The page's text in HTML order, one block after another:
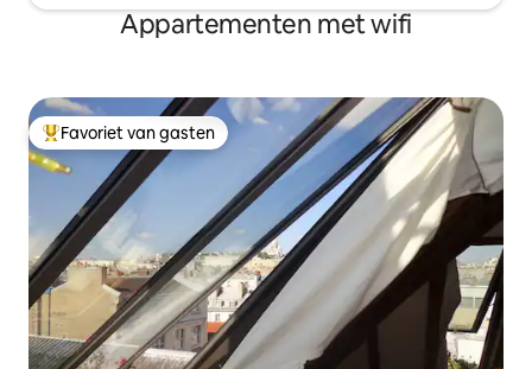
Appartementen met wifi
Topfavoriet van gasten
Favoriet van gasten